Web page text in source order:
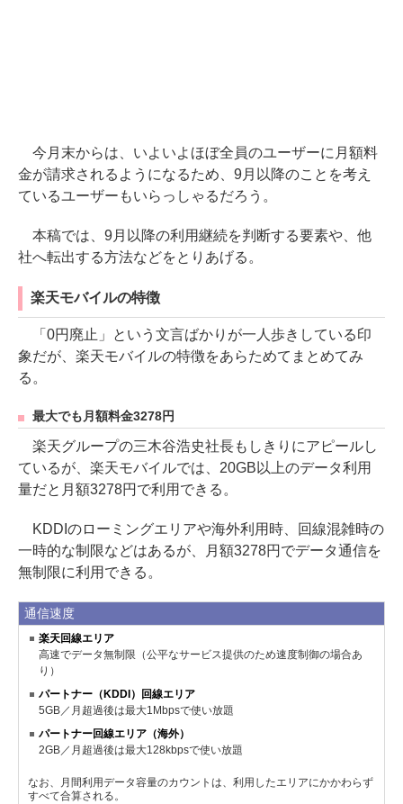
今月末からは、いよいよほぼ全員のユーザーに月額料
金が請求されるようになるため、9月以降のことを考え
ているユーザーもいらっしゃるだろう。
本稿では、9月以降の利用継続を判断する要素や、他
社へ転出する方法などをとりあげる。
楽天モバイルの特徴
「0円廃止」という文言ばかりが一人歩きしている印
象だが、楽天モバイルの特徴をあらためてまとめてみ
る。
最大でも月額料金3278円
楽天グループの三木谷浩史社長もしきりにアピールし
ているが、楽天モバイルでは、20GB以上のデータ利用
量だと月額3278円で利用できる。
KDDIのローミングエリアや海外利用時、回線混雑時の
一時的な制限などはあるが、月額3278円でデータ通信を
無制限に利用できる。
通信速度
楽天回線エリア
高速でデータ無制限（公平なサービス提供のため速度制御の場合あ
り）
パートナー（KDDI）回線エリア
5GB／月超過後は最大1Mbpsで使い放題
パートナー回線エリア（海外）
2GB／月超過後は最大128kbpsで使い放題
なお、月間利用データ容量のカウントは、利用したエリアにかかわらず
すべて合算される。